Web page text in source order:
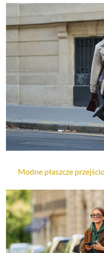
Modne płaszcze